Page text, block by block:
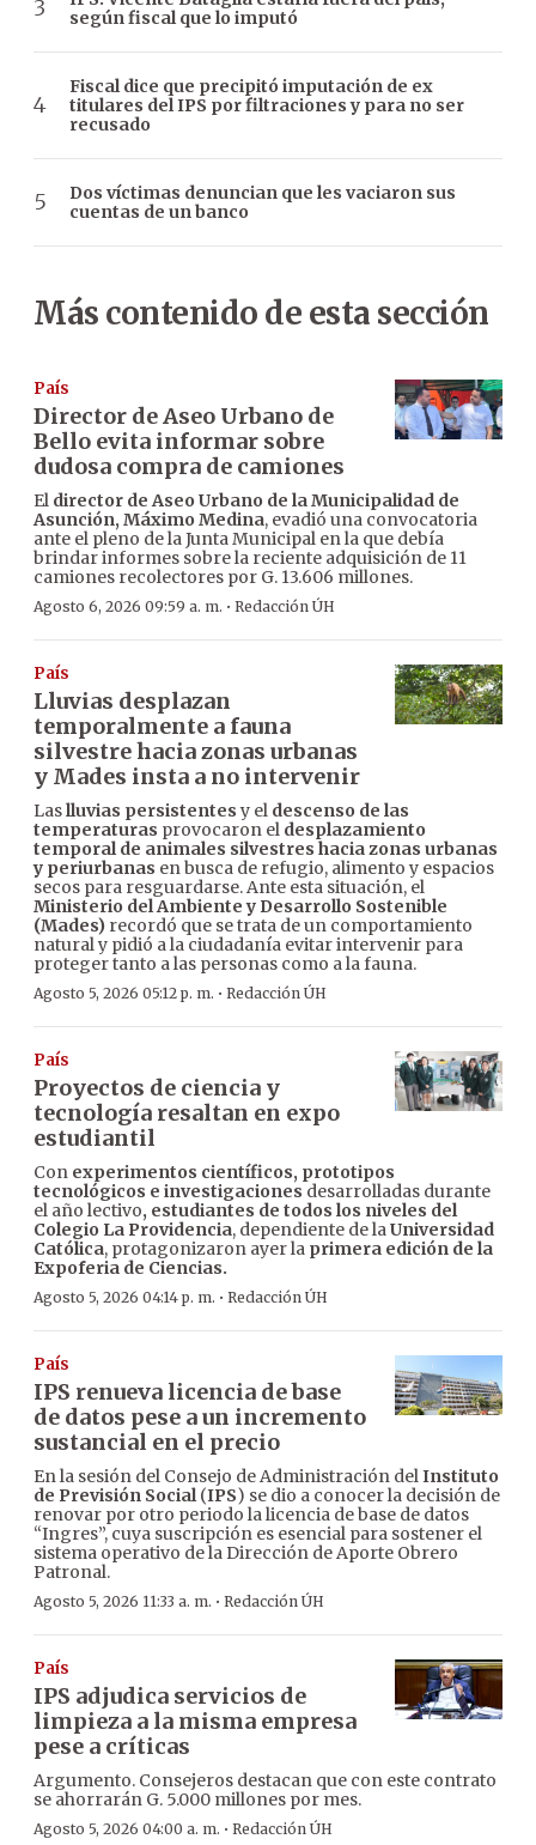
según fiscal que lo imputó
Fiscal dice que precipitó imputación de ex
titulares del IPS por filtraciones y para no ser
recusado
Dos víctimas denuncian que les vaciaron sus
cuentas de un banco
Más contenido de esta sección
País
Director de Aseo Urbano de
Bello evita informar sobre
dudosa compra de camiones
El director de Aseo Urbano de la Municipalidad de
Asunción, Máximo Medina, evadió una convocatoria
ante el pleno de la Junta Municipal en la que debía
brindar informes sobre la reciente adquisición de 11
camiones recolectores por G. 13.606 millones.
Agosto 6, 2026 09:59 a. m. · Redacción ÚH
País
Lluvias desplazan
temporalmente a fauna
silvestre hacia zonas urbanas
y Mades insta a no intervenir
Laslluvias persistentes y el descenso de las
temperaturas provocaron el desplazamiento
temporal de animales silvestres hacia zonas urbanas
y periurbanas en busca de refugio, alimento y espacios
secos para resguardarse. Ante esta situación, el
Ministerio del Ambiente y Desarrollo Sostenible
(Mades) recordó que se trata de un comportamiento
natural y pidió a la ciudadanía evitar intervenir para
proteger tanto a las personas como a la fauna.
Agosto 5, 2026 05:12 p. m. · Redacción ÚH
País
Proyectos de ciencia y
tecnología resaltan en expo
estudiantil
Con experimentos científicos, prototipos
tecnológicos e investigaciones desarrolladas durante
el año lectivo, estudiantes de todos los niveles del
Colegio La Providencia, dependiente de laUniversidad
Católica, protagonizaron ayer la primera edición de la
Expoferia de Ciencias.
Agosto 5, 2026 04:14 p. m. · Redacción ÚH
País
IPS renueva licencia de base
de datos pese a un incremento
sustancial en el precio
En la sesión del Consejo de Administración delInstituto
de Previsión Social(IPS) se dio a conocer la decisión de
renovar por otro periodo la licencia de base de datos
“Ingres”, cuya suscripción es esencial para sostener el
sistema operativo de la Dirección de Aporte Obrero
Patronal.
Agosto 5, 2026 11:33 a. m. · Redacción ÚH
País
IPS adjudica servicios de
limpieza a la misma empresa
pese a críticas
Argumento. Consejeros destacan que con este contrato
se ahorrarán G. 5.000 millones por mes.
Agosto 5, 2026 04:00 a. m. · Redacción ÚH